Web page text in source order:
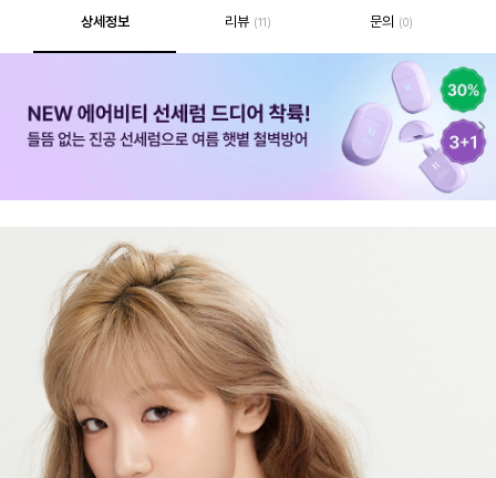
상세정보 리뷰 (11) 문의 (0)